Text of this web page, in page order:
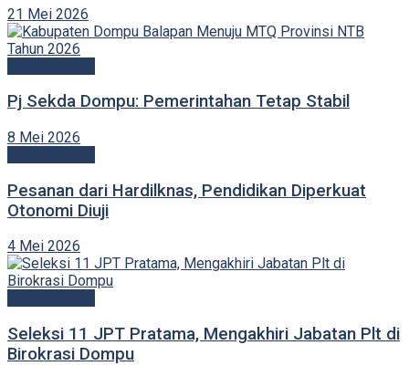
21 Mei 2026
Pj Sekda Dompu: Pemerintahan Tetap Stabil
8 Mei 2026
Pesanan dari Hardilknas, Pendidikan Diperkuat
Otonomi Diuji
4 Mei 2026
Seleksi 11 JPT Pratama, Mengakhiri Jabatan Plt di
Birokrasi Dompu